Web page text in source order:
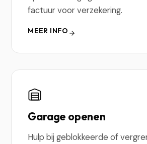
factuur voor verzekering.
MEER INFO
Garage openen
Hulp bij geblokkeerde of